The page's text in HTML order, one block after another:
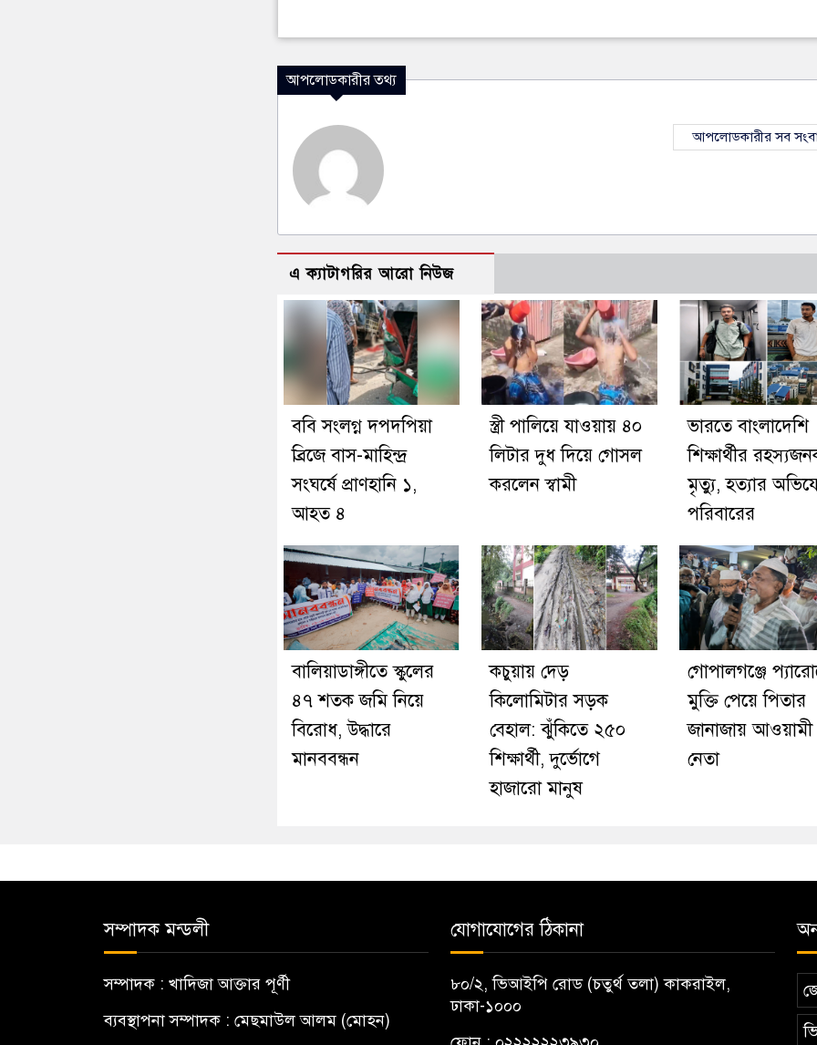
আপলোডকারীর তথ্য
আপলোডকারীর সব
এ ক্যাটাগরির আরো নিউজ
ববি সংলগ্ন দপদপিয়া
ব্রিজে বাস-মাহিন্দ্র
সংঘর্ষে প্রাণহানি ১,
আহত ৪
স্ত্রী পালিয়ে যাওয়ায় ৪০
লিটার দুধ দিয়ে গোসল
করলেন স্বামী
ভারতে বাংলাদেশি
শিক্ষার্থীর
মৃত্যু, হত্যার
পরিবারের
বালিয়াডাঙ্গীতে স্কুলের
৪৭ শতক জমি নিয়ে
বিরোধ, উদ্ধারে
মানববন্ধন
কচুয়ায় দেড়
কিলোমিটার সড়ক
বেহাল: ঝুঁকিতে ২৫০
শিক্ষার্থী, দুর্ভোগে
হাজারো মানুষ
গোপালগঞ্জে
মুক্তি পেয়ে পিতার
জানাজায়
নেতা
সম্পাদক মন্ডলী
সম্পাদক : খাদিজা আক্তার পূর্ণী
ব্যবস্থাপনা সম্পাদক : মেছমাউল আলম (মোহন)
যোগাযোগের ঠিকানা
৮০/২, ভিআইপি রোড (চতুর্থ তলা) কাকরাইল,
ঢাকা-১০০০